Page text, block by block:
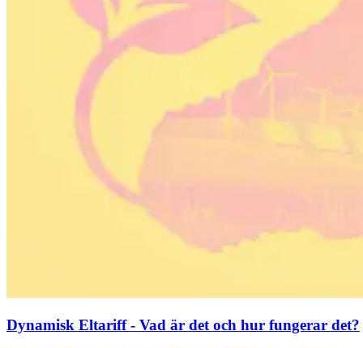
Dynamisk Eltariff - Vad är det och hur fungerar det?